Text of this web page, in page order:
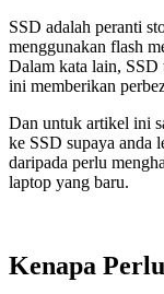
SSD adalah peranti
menggunakan flash
Dalam kata lain, SSD
ini memberikan
Dan untuk artikel ini
ke SSD supaya anda
daripada perlu
laptop yang baru.
Kenapa